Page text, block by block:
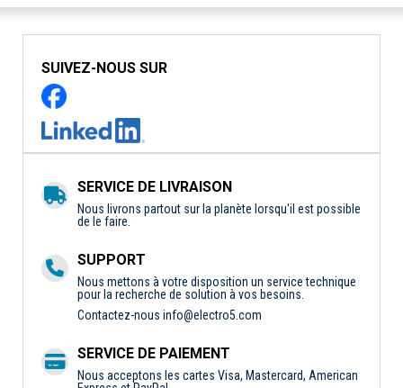
SUIVEZ-NOUS SUR
SERVICE DE LIVRAISON
Nous livrons partout sur la planète lorsqu'il est possible
de le faire.
SUPPORT
Nous mettons à votre disposition un service technique
pour la recherche de solution à vos besoins.
Contactez-nous info@electro5.com
SERVICE DE PAIEMENT
Nous acceptons les cartes Visa, Mastercard, American